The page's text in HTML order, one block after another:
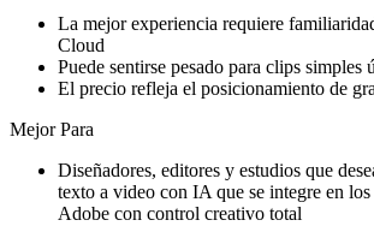
La mejor experiencia requiere
Cloud
Puede sentirse pesado para clips simples
El precio refleja el posicionamiento de
Mejor Para
Diseñadores, editores y estudios que
texto a video con IA que se integre en
Adobe con control creativo total